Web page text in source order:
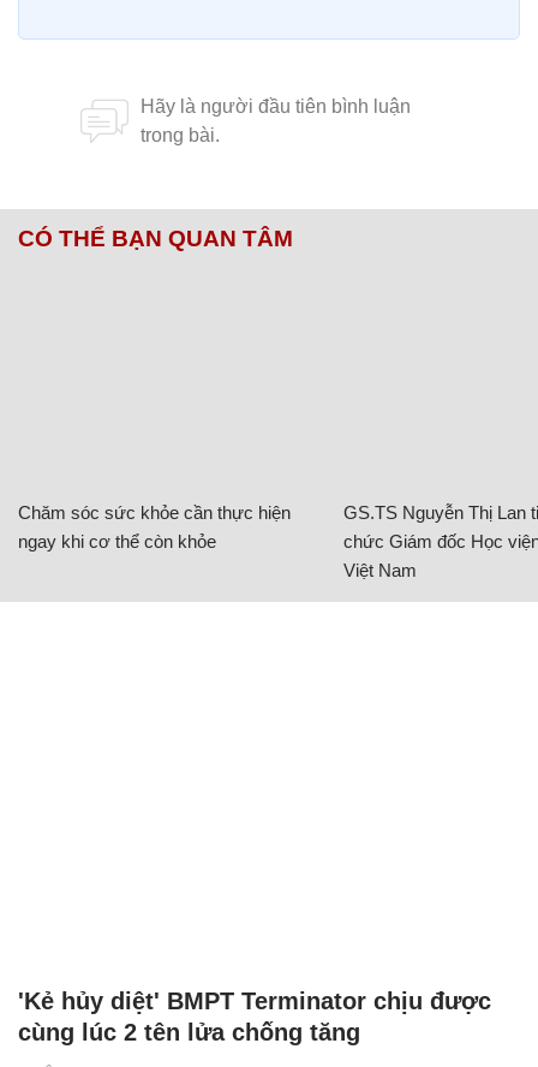
CÓ THỂ BẠN QUAN TÂM
Chăm sóc sức khỏe cần thực hiện
ngay khi cơ thể còn khỏe
GS.TS Nguyễn Thị Lan
chức Giám đốc Học
Việt Nam
'Kẻ hủy diệt' BMPT Terminator chịu được
cùng lúc 2 tên lửa chống tăng